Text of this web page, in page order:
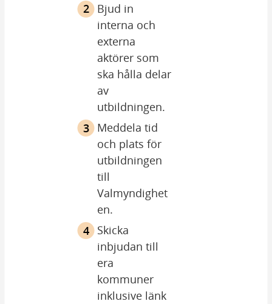
Vad säger
bestämmelserna?
I vallagen 3 kap 2 § står det
att länsstyrelsen är regional
valmyndighet med ansvar i
länet för frågor om val och
för utbildning av
valnämnderna.
I vallagen 3 kap 1 § står att
den centrala valmyndigheten
inför varje val ska ta fram
utbildningsmaterial
avseende valet. Materialet
ska tillhandahållas
länsstyrelserna och
valnämnderna.
Bjud in
interna och
externa
aktörer som
ska hålla delar
av
utbildningen.
Meddela tid
och plats för
utbildningen
till
Valmyndighet
en.
Skicka
inbjudan till
era
kommuner
inklusive länk